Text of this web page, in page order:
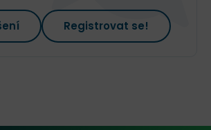
Registrovat se!